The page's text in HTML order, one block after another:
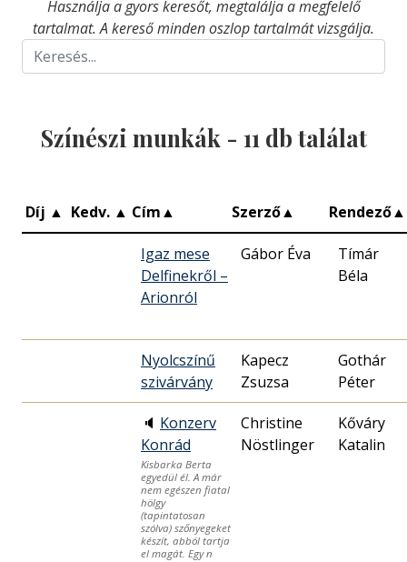
Használja a gyors keresőt, megtalálja a megfelelő
tartalmat. A kereső minden oszlop tartalmát vizsgálja.
Színészi munkák - 11 db találat
Díj ▲ Kedv. ▲ Cím▲ Szerző▲ Rendező▲
Igaz mese
Delfinekről –
Arionról
Gábor Éva
Tímár
Béla
Nyolcszínű
szivárvány
Kapecz
Zsuzsa
Gothár
Péter
🔈 Konzerv
Konrád
Kisbarka Berta
egyedül él. A már
nem egészen fiatal
hölgy
(tapintatosan
szólva) szőnyegeket
készít, abból tartja
el magát. Egy n
Christine
Nöstlinger
Kőváry
Katalin